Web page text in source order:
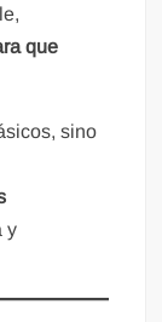
que
sino
y